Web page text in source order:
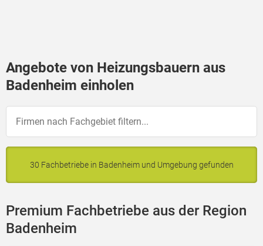
Angebote von Heizungsbauern aus
Badenheim einholen
30 Fachbetriebe in Badenheim und Umgebung gefunden
Premium Fachbetriebe aus der Region
Badenheim